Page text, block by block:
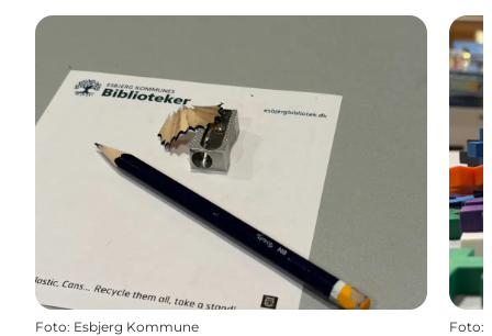
Foto: Esbjerg Kommune Foto: